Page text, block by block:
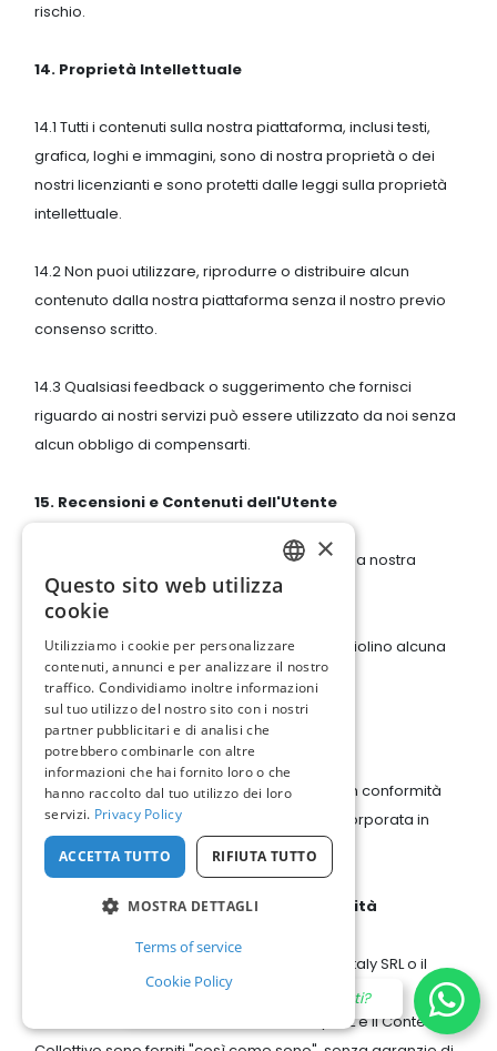
rischio.
14. Proprietà Intellettuale
14.1 Tutti i contenuti sulla nostra piattaforma, inclusi testi,
grafica, loghi e immagini, sono di nostra proprietà o dei
nostri licenzianti e sono protetti dalle leggi sulla proprietà
intellettuale.
14.2 Non puoi utilizzare, riprodurre o distribuire alcun
contenuto dalla nostra piattaforma senza il nostro previo
consenso scritto.
14.3 Qualsiasi feedback o suggerimento che fornisci
riguardo ai nostri servizi può essere utilizzato da noi senza
alcun obbligo di compensarti.
15. Recensioni e Contenuti dell'Utente
15.1 Puoi inviare recensioni e altri contenuti alla nostra
Piattaforma.
15.2 Devi assicurarti che i tuoi contenuti non violino alcuna
legge o diritti di terze parti.
16. Politica sulla Privacy
16.1 Raccogliamo e trattiamo dati personali in conformità
con la nostra Politica sulla Privacy, che è incorporata in
questi Termini per riferimento.
17. Clausole di esclusione di responsabilità
17.1 Se scegli di utilizzare la Piattaforma Visit Italy SRL o il
Contenuto Collettivo, lo fai volontariamente e a tuo
esclusivo rischio. La Piattaforma Visit Italy SRL e il Contenuto
Ciao, come possiamo aiutarti?
×
Questo sito web utilizza
cookie
Utilizziamo i cookie per personalizzare
contenuti, annunci e per analizzare il nostro
traffico. Condividiamo inoltre informazioni
sul tuo utilizzo del nostro sito con i nostri
partner pubblicitari e di analisi che
potrebbero combinarle con altre
informazioni che hai fornito loro o che
hanno raccolto dal tuo utilizzo dei loro
servizi. Privacy Policy
ACCETTA TUTTO RIFIUTA TUTTO
MOSTRA DETTAGLI
Terms of service
Cookie Policy